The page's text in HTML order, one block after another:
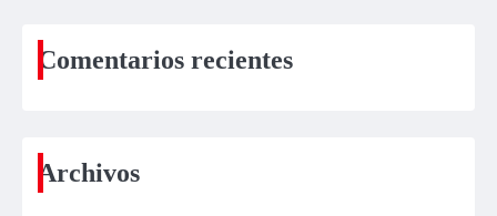
Comentarios recientes
Archivos